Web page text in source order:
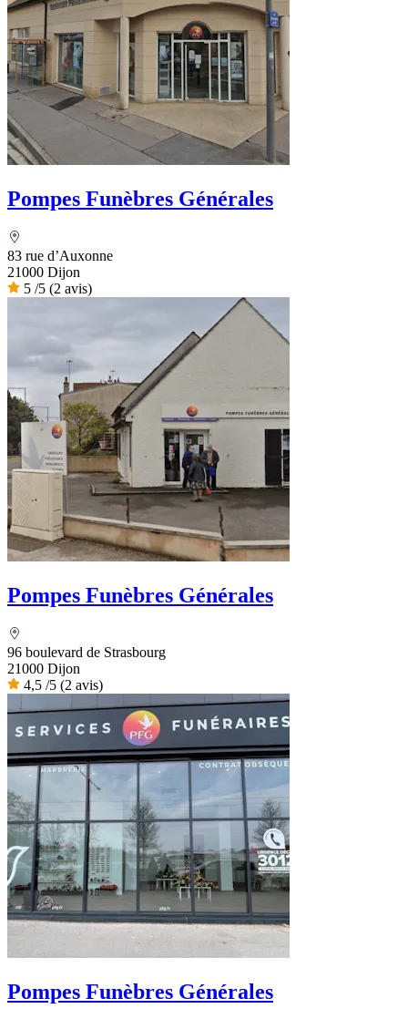
Pompes Funèbres Générales
83 rue d’Auxonne
21000 Dijon
5 /5 (2 avis)
Pompes Funèbres Générales
96 boulevard de Strasbourg
21000 Dijon
4,5 /5 (2 avis)
Pompes Funèbres Générales